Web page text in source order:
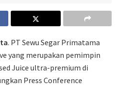
. PT Sewu Segar Primatama
yang merupakan pemimpin
Juice ultra-premium di
Press Conference